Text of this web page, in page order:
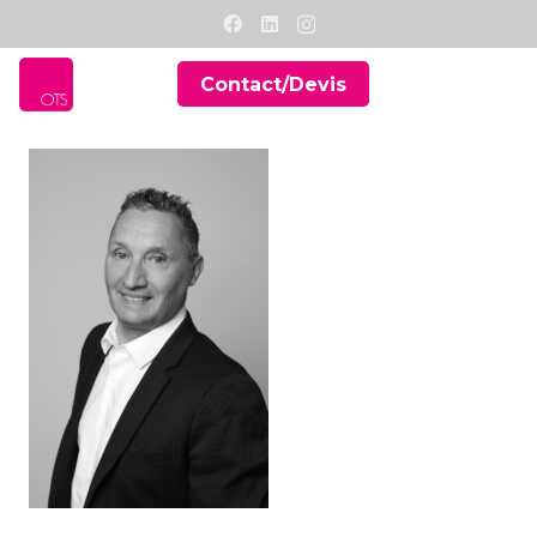
Contact/Devis